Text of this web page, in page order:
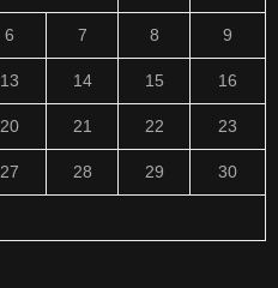
6 7 8 9
13 14 15 16
20 21 22 23
27 28 29 30